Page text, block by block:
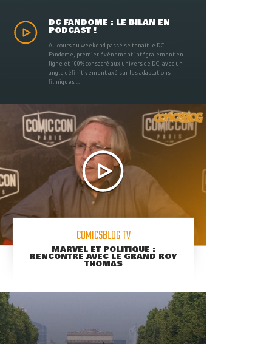
DC FANDOME : LE BILAN EN
PODCAST !
Au cours du weekend passé se tenait le DC
Fandome, premier évènement intégralement en
ligne et 100% consacré aux univers de DC, avec un
angle définitivement axé sur les adaptations
filmiques ...
COMICSBLOG TV
MARVEL ET POLITIQUE :
RENCONTRE AVEC LE GRAND ROY
THOMAS